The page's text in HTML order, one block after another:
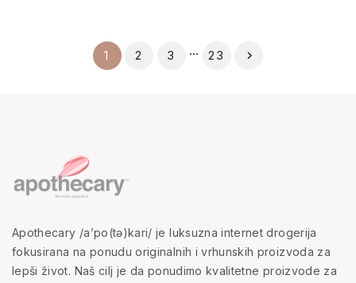
1 2 3 … 23 
Apothecary /a’po(tə)kari/ je luksuzna internet drogerija
fokusirana na ponudu originalnih i vrhunskih proizvoda za
lepši život. Naš cilj je da ponudimo kvalitetne proizvode za